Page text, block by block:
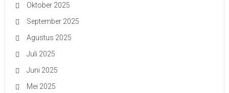
Oktober 2025
September 2025
Agustus 2025
Juli 2025
Juni 2025
Mei 2025